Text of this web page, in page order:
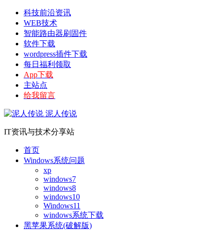
科技前沿资讯
WEB技术
智能路由器刷固件
软件下载
wordpress插件下载
每日福利领取
App下载
主站点
给我留言
泥人传说
IT资讯与技术分享站
首页
Windows系统问题
xp
windows7
windows8
windows10
Windows11
windows系统下载
黑苹果系统(破解版)